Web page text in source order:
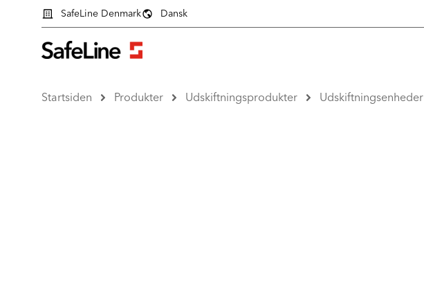
SafeLine Denmark Dansk
Startsiden Produkter Udskiftningsprodukter Udskiftningsenheder